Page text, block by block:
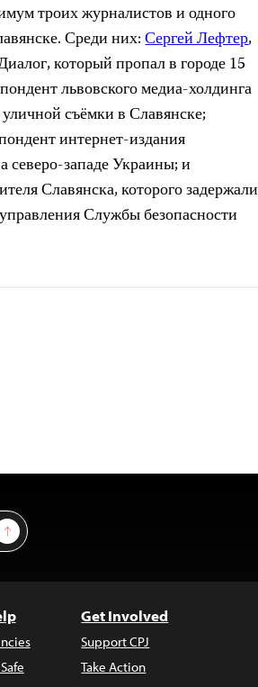
троих журналистов и одного
Среди них:Сергей Лефтер,
который пропал в городе 15
львовского медиа-холдинга
съёмки в Славянске;
интернет-издания
северо-западе Украины; и
Славянска, которого задержали
Службы безопасности
Sign Up
Get Involved
Support CPJ
Take Action